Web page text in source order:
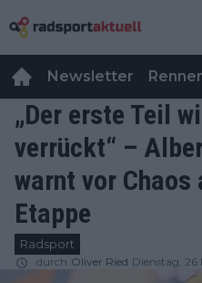
Newsletter
„Der erste Teil
verrückt“ –
warnt vor
Etappe
Radsport
durch Oliver Ried Dienstag, 26